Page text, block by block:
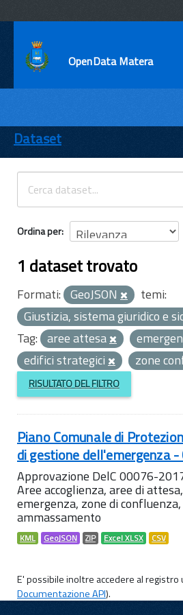
OpenData Matera
ENTI
TEMI
INFORMAZIONI
Dataset
Ordina per
1 dataset trovato
Formati: GeoJSON
temi:
Giustizia, sistema giuridico e
Tag: aree attesa
edifici strategici
zone
RISULTATO DEL FILTRO
Piano Comunale di
di gestione dell'emergenza -
Approvazione DelC 00076-
Aree accoglienza, aree di
emergenza, zone di
ammassamento
KML GeoJSON ZIP Excel XLSX CSV
E' possibile inoltre accedere al registro
Documentazione API).